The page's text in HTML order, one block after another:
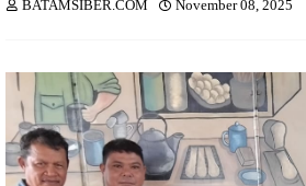
BATAMSIBER.COM November 08, 2025